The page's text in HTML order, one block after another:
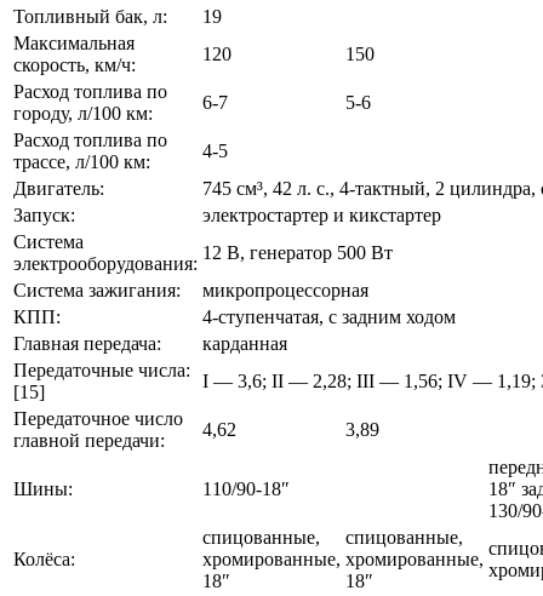
Топливный бак, л:
19
Максимальная
скорость, км/ч:
120
150
Расход топлива по
городу, л/100 км:
6-7
5-6
Расход топлива по
трассе, л/100 км:
4-5
Двигатель:
745 см³, 42 л. с., 4-тактный, 2
Запуск:
электростартер и кикстартер
Система
электрооборудования:
12 В, генератор 500 Вт
Система зажигания:
микропроцессорная
КПП:
4-ступенчатая, с задним ходом
Главная передача:
карданная
Передаточные числа:
[15]
I — 3,6; II — 2,28; III — 1,56; IV — 1,19;
Передаточное число
главной передачи:
4,62 3,89
Шины: 110/90-18″
18″
130/
Колёса:
спицованные,
хромированные,
18″
спицованные,
хромированные,
18″